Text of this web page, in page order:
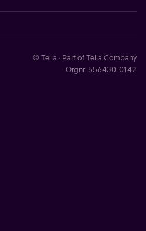
© Telia · Part of Telia Company
Orgnr. 556430-0142